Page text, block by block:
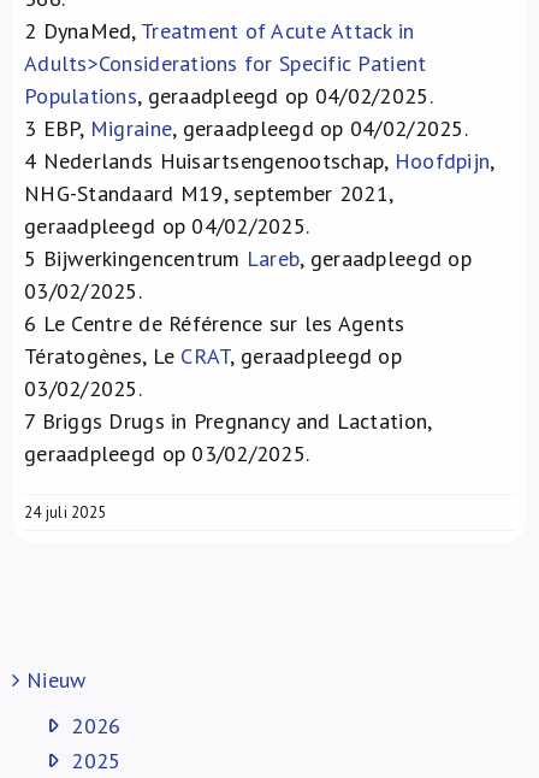
2 DynaMed, Treatment of Acute Attack in
Adults>Considerations for Specific Patient
Populations, geraadpleegd op 04/02/2025.
3 EBP, Migraine, geraadpleegd op 04/02/2025.
4 Nederlands Huisartsengenootschap, Hoofdpijn,
NHG-Standaard M19, september 2021,
geraadpleegd op 04/02/2025.
5 Bijwerkingencentrum Lareb, geraadpleegd op
03/02/2025.
6 Le Centre de Référence sur les Agents
Tératogènes, Le CRAT, geraadpleegd op
03/02/2025.
7 Briggs Drugs in Pregnancy and Lactation,
geraadpleegd op 03/02/2025.
24 juli 2025
Nieuw
2026
2025